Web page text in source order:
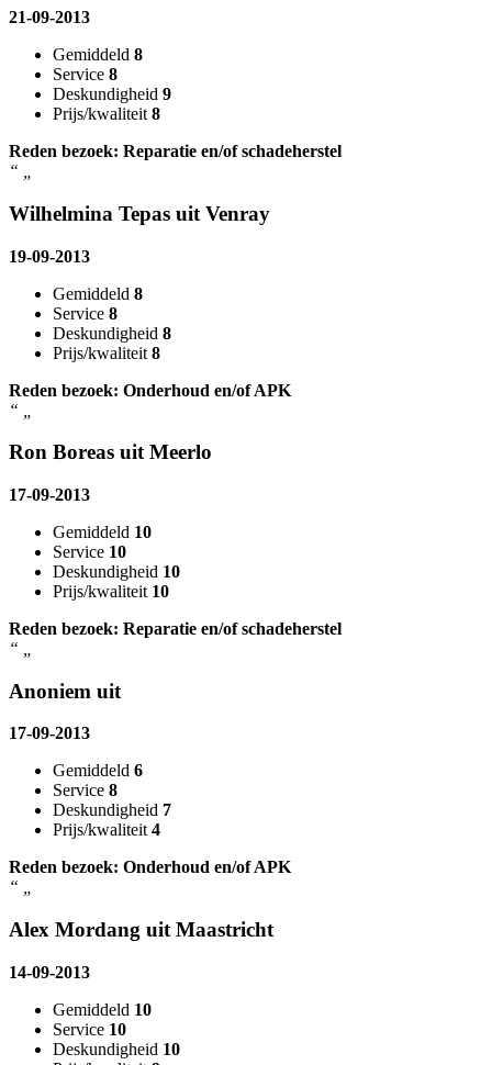
21-09-2013
Gemiddeld 8
Service 8
Deskundigheid 9
Prijs/kwaliteit 8
Reden bezoek: Reparatie en/of schadeherstel
“
Wilhelmina Tepas uit Venray
19-09-2013
Gemiddeld 8
Service 8
Deskundigheid 8
Prijs/kwaliteit 8
Reden bezoek: Onderhoud en/of APK
“
Ron Boreas uit Meerlo
17-09-2013
Gemiddeld 10
Service 10
Deskundigheid 10
Prijs/kwaliteit 10
Reden bezoek: Reparatie en/of schadeherstel
“
Anoniem uit
17-09-2013
Gemiddeld 6
Service 8
Deskundigheid 7
Prijs/kwaliteit 4
Reden bezoek: Onderhoud en/of APK
“
Alex Mordang uit Maastricht
14-09-2013
Gemiddeld 10
Service 10
Deskundigheid 10